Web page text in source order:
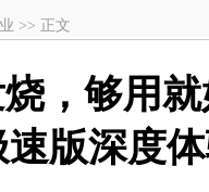
>> 正文
烧，够用
速版深度